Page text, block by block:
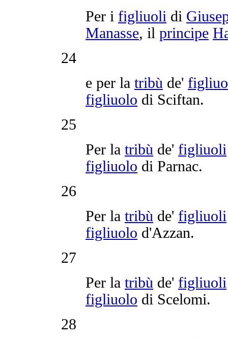
Per i figliuoli di
Manasse, il principe
24
e per la tribù de'
figliuolo di Sciftan.
25
Per la tribù de' figliuoli
figliuolo di Parnac.
26
Per la tribù de' figliuoli
figliuolo d'Azzan.
27
Per la tribù de' figliuoli
figliuolo di Scelomi.
28